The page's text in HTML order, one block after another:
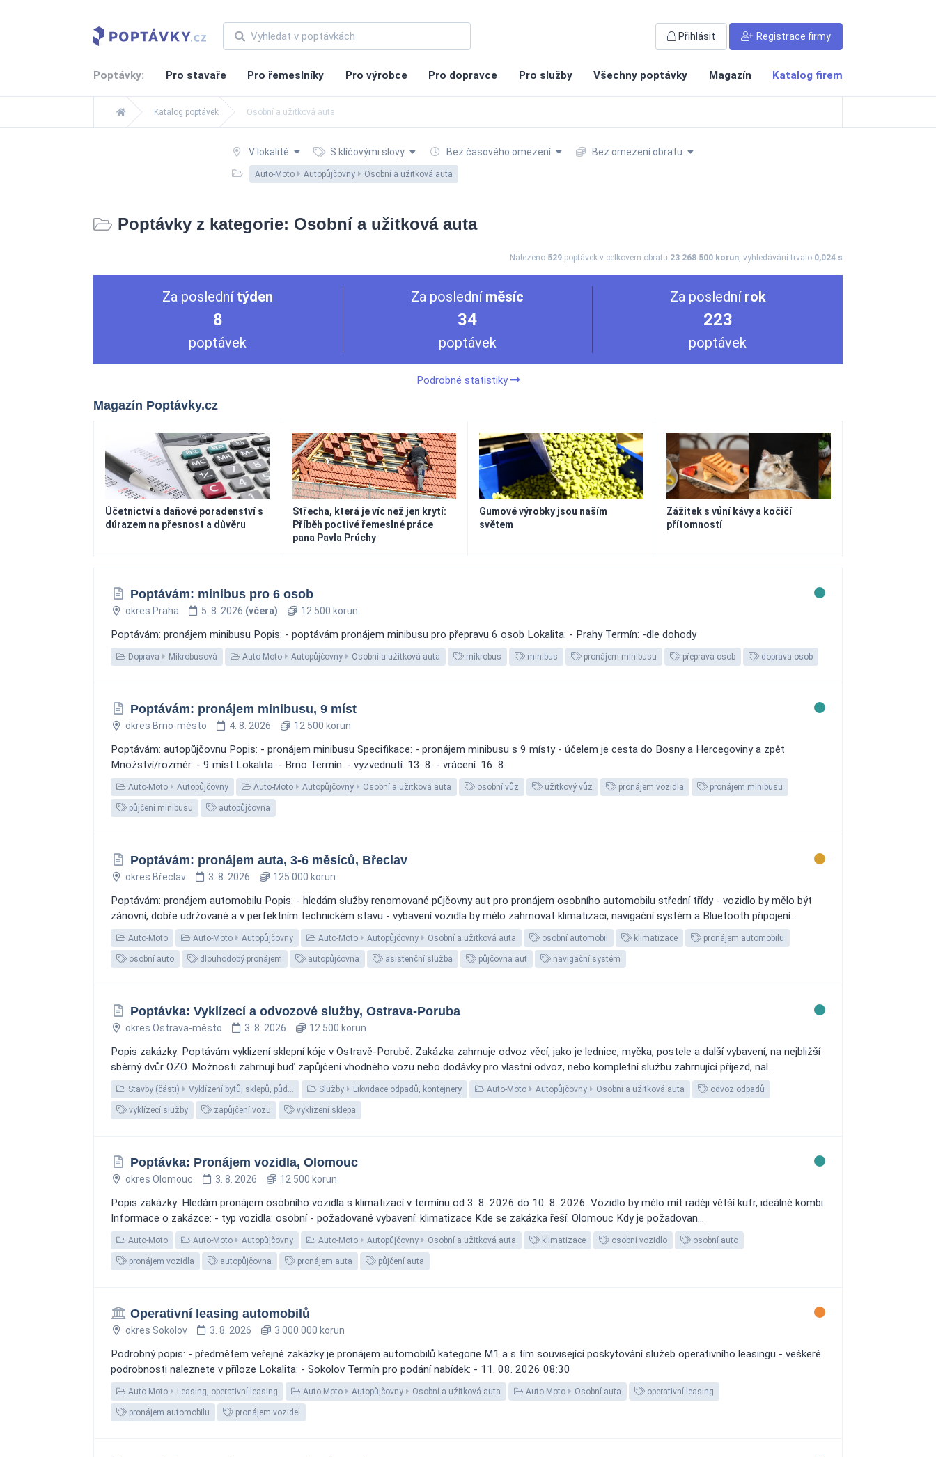
Přihlásit Registrace firmy
Poptávky: Pro stavaře Pro řemeslníky Pro výrobce Pro dopravce Pro služby Všechny poptávky Magazín Katalog firem
Katalog poptávek Osobní a užitková auta
V lokalitě S klíčovými slovy Bez časového omezení Bez omezení obratu
Auto-Moto Autopůjčovny Osobní a užitková auta
Poptávky z kategorie: Osobní a užitková auta
Nalezeno 529 poptávek v celkovém obratu 23 268 500 korun, vyhledávání trvalo 0,024 s
Za poslední týden
8
poptávek
Za poslední měsíc
34
poptávek
Za poslední rok
223
poptávek
Podrobné statistiky
Magazín Poptávky.cz
Účetnictví a daňové poradenství s
důrazem na přesnost a důvěru
Střecha, která je víc než jen krytí:
Příběh poctivé řemeslné práce
pana Pavla Průchy
Gumové výrobky jsou naším
světem
Zážitek s vůní kávy a kočičí
přítomností
Poptávám: minibus pro 6 osob
okres Praha 5. 8. 2026 (včera) 12 500 korun
Poptávám: pronájem minibusu Popis: - poptávám pronájem minibusu pro přepravu 6 osob Lokalita: - Prahy Termín: -dle dohody
Doprava Mikrobusová Auto-Moto Autopůjčovny Osobní a užitková auta mikrobus minibus pronájem minibusu přeprava osob doprava osob
Poptávám: pronájem minibusu, 9 míst
okres Brno-město 4. 8. 2026 12 500 korun
Poptávám: autopůjčovnu Popis: - pronájem minibusu Specifikace: - pronájem minibusu s 9 místy - účelem je cesta do Bosny a Hercegoviny a zpět
Množství/rozměr: - 9 míst Lokalita: - Brno Termín: - vyzvednutí: 13. 8. - vrácení: 16. 8.
Auto-Moto Autopůjčovny Auto-Moto Autopůjčovny Osobní a užitková auta osobní vůz užitkový vůz pronájem vozidla pronájem minibusu
půjčení minibusu autopůjčovna
Poptávám: pronájem auta, 3-6 měsíců, Břeclav
okres Břeclav 3. 8. 2026 125 000 korun
Poptávám: pronájem automobilu Popis: - hledám služby renomované půjčovny aut pro pronájem osobního automobilu střední třídy - vozidlo by mělo být
zánovní, dobře udržované a v perfektním technickém stavu - vybavení vozidla by mělo zahrnovat klimatizaci, navigační systém a Bluetooth připojení...
Auto-Moto Auto-Moto Autopůjčovny Auto-Moto Autopůjčovny Osobní a užitková auta osobní automobil klimatizace pronájem automobilu
osobní auto dlouhodobý pronájem autopůjčovna asistenční služba půjčovna aut navigační systém
Poptávka: Vyklízecí a odvozové služby, Ostrava-Poruba
okres Ostrava-město 3. 8. 2026 12 500 korun
Popis zakázky: Poptávám vyklizení sklepní kóje v Ostravě-Porubě. Zakázka zahrnuje odvoz věcí, jako je lednice, myčka, postele a další vybavení, na nejbližší
sběrný dvůr OZO. Možnosti zahrnují buď zapůjčení vhodného vozu nebo dodávky pro vlastní odvoz, nebo kompletní službu zahrnující příjezd, nal...
Stavby (části) Vyklízení bytů, sklepů, půd… Služby Likvidace odpadů, kontejnery Auto-Moto Autopůjčovny Osobní a užitková auta odvoz odpadů
vyklízecí služby zapůjčení vozu vyklízení sklepa
Poptávka: Pronájem vozidla, Olomouc
okres Olomouc 3. 8. 2026 12 500 korun
Popis zakázky: Hledám pronájem osobního vozidla s klimatizací v termínu od 3. 8. 2026 do 10. 8. 2026. Vozidlo by mělo mít raději větší kufr, ideálně kombi.
Informace o zakázce: - typ vozidla: osobní - požadované vybavení: klimatizace Kde se zakázka řeší: Olomouc Kdy je požadovan...
Auto-Moto Auto-Moto Autopůjčovny Auto-Moto Autopůjčovny Osobní a užitková auta klimatizace osobní vozidlo osobní auto
pronájem vozidla autopůjčovna pronájem auta půjčení auta
Operativní leasing automobilů
okres Sokolov 3. 8. 2026 3 000 000 korun
Podrobný popis: - předmětem veřejné zakázky je pronájem automobilů kategorie M1 a s tím související poskytování služeb operativního leasingu - veškeré
podrobnosti naleznete v příloze Lokalita: - Sokolov Termín pro podání nabídek: - 11. 08. 2026 08:30
Auto-Moto Leasing, operativní leasing Auto-Moto Autopůjčovny Osobní a užitková auta Auto-Moto Osobní auta operativní leasing
pronájem automobilu pronájem vozidel